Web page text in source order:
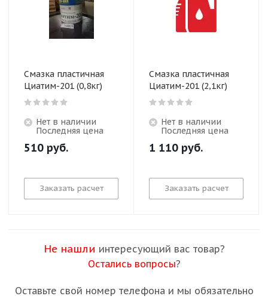
Смазка пластичная
Циатим-201 (0,8кг)
Нет в наличии
Последняя цена
510 руб.
Заказать расчет
Смазка пластичная
Циатим-201 (2,1кг)
Нет в наличии
Последняя цена
1 110 руб.
Заказать расчет
Не нашли интересующий вас товар?
Остались вопросы?
Оставьте свой номер телефона и мы обязательно